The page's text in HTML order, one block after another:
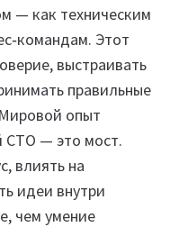
— как техническим
Этот
выстраивать
правильные
опыт
CTO — это мост.
влиять на
идеи внутри
чем умение